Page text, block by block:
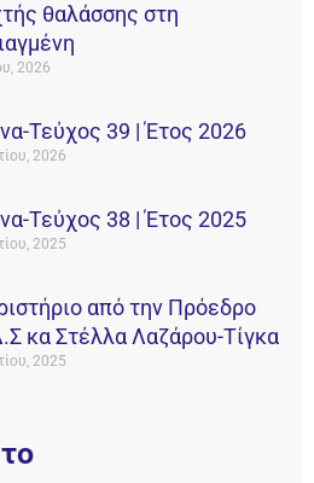
θαλάσσης στη
2026
Τεύχος 39 | Έτος 2026
2026
Τεύχος 38 | Έτος 2025
2025
από την Πρόεδρο
κα Στέλλα Λαζάρου-Τίγκα
2025